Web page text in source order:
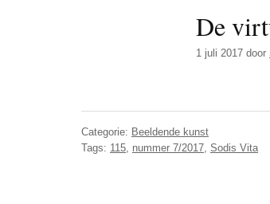
De
1 juli 2017 door
Categorie: Beeldende kunst
Tags: 115, nummer 7/2017, Sodis Vita